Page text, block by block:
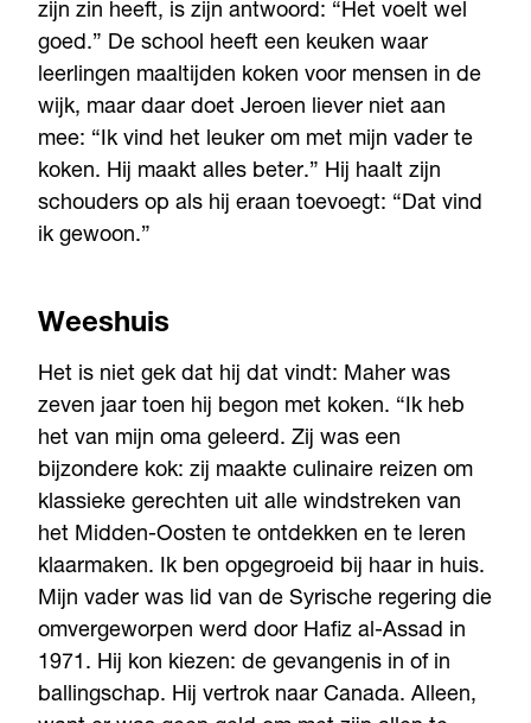
zijn zin heeft, is zijn antwoord: “Het voelt wel
goed.” De school heeft een keuken waar
leerlingen maaltijden koken voor mensen in de
wijk, maar daar doet Jeroen liever niet aan
mee: “Ik vind het leuker om met mijn vader te
koken. Hij maakt alles beter.” Hij haalt zijn
schouders op als hij eraan toevoegt: “Dat vind
ik gewoon.”
Weeshuis
Het is niet gek dat hij dat vindt: Maher was
zeven jaar toen hij begon met koken. “Ik heb
het van mijn oma geleerd. Zij was een
bijzondere kok: zij maakte culinaire reizen om
klassieke gerechten uit alle windstreken van
het Midden-Oosten te ontdekken en te leren
klaarmaken. Ik ben opgegroeid bij haar in huis.
Mijn vader was lid van de Syrische regering die
omvergeworpen werd door Hafiz al-Assad in
1971. Hij kon kiezen: de gevangenis in of in
ballingschap. Hij vertrok naar Canada. Alleen,